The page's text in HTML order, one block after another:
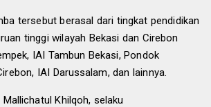
tersebut berasal dari tingkat pendidikan
tinggi wilayah Bekasi dan Cirebon
IAI Tambun Bekasi, Pondok
IAI Darussalam, dan lainnya.
Khilqoh, selaku